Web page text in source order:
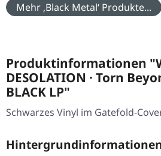
Mehr ‚Black Metal‘ Produkte...
Produktinformationen
DESOLATION · Torn
BLACK LP"
Schwarzes Vinyl im Gatefold-